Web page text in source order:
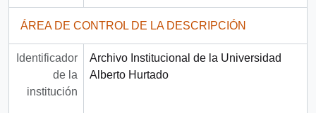
ÁREA DE CONTROL DE LA DESCRIPCIÓN
Identificador
de la
institución
Archivo Institucional de la Universidad
Alberto Hurtado